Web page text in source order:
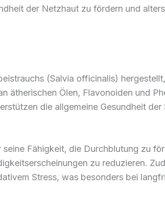
der Netzhaut zu fördern und
(Salvia officinalis)
ätherischen Ölen, Flavonoiden und
die allgemeine Gesundheit
Fähigkeit, die Durchblutung zu
zu reduzieren.
Stress, was besonders bei